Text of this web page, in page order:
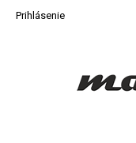
Prihlásenie